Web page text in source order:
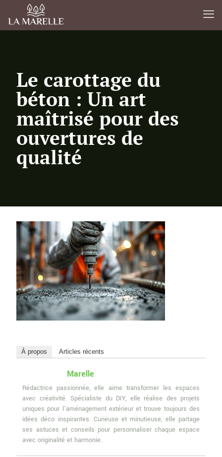
Le carottage du
béton : Un art
maîtrisé pour des
ouvertures de
qualité
À propos Articles récents
Marelle
Rédactrice passionnée, elle aime transformer les espaces
avec créativité. Spécialiste du DIY, elle réalise des projets
uniques pour l'aménagement extérieur et trouve toujours des
idées déco inspirantes. Curieuse et minutieuse, elle partage
ses astuces et conseils pour personnaliser chaque espace
avec originalité et harmonie.